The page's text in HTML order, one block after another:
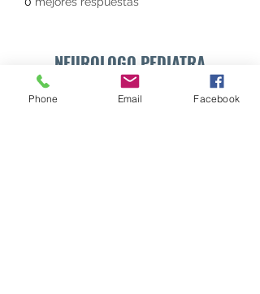
NEUROLOGO PEDIATRA
DR. WALTER E. SÁNCHEZ VIDES
Phone Email Facebook